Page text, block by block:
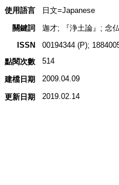
使用語言
日文=Japanese
關鍵詞
迦才; 『浄土論』; 念
ISSN
00194344 (P);
點閱次數
514
建檔日期 2009.04.09
更新日期 2019.02.14